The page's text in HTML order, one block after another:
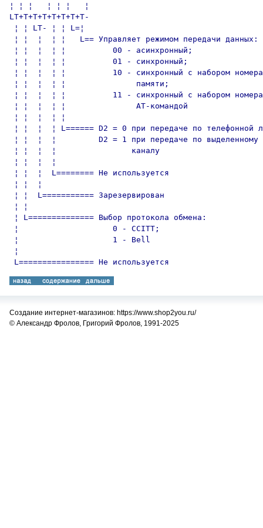
¦ ¦ ¦   ¦ ¦ ¦   ¦
LT+T+T+T+T+T+T+T-
¦ ¦ LT- ¦ ¦ L=¦
¦ ¦  ¦  ¦ ¦   L== Управляет режимом передачи данных:
¦ ¦  ¦  ¦ ¦          00 - асинхронный;
¦ ¦  ¦  ¦ ¦          01 - синхронный;
¦ ¦  ¦  ¦ ¦          10 - синхронный с набором
¦ ¦  ¦  ¦ ¦               памяти;
¦ ¦  ¦  ¦ ¦          11 - синхронный с набором
¦ ¦  ¦  ¦ ¦               AT-командой
¦ ¦  ¦  ¦ ¦
¦ ¦  ¦  ¦ L====== D2 = 0 при передаче по телефонной
¦ ¦  ¦  ¦         D2 = 1 при передаче по выделенному
¦ ¦  ¦  ¦                каналу
¦ ¦  ¦  ¦
¦ ¦  ¦  L======== Не используется
¦ ¦  ¦
¦ ¦  L=========== Зарезервирован
¦ ¦
¦ L============== Выбор протокола обмена:
¦                    0 - CCITT;
¦                    1 - Bell
¦
L================ Не используется
Создание интернет-магазинов: https://www.shop2you.ru/
© Александр Фролов, Григорий Фролов, 1991-2025